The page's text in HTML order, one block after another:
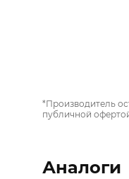
*Производитель
публичной
Аналоги